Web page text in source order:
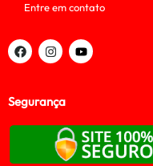
Entre em contato
Segurança